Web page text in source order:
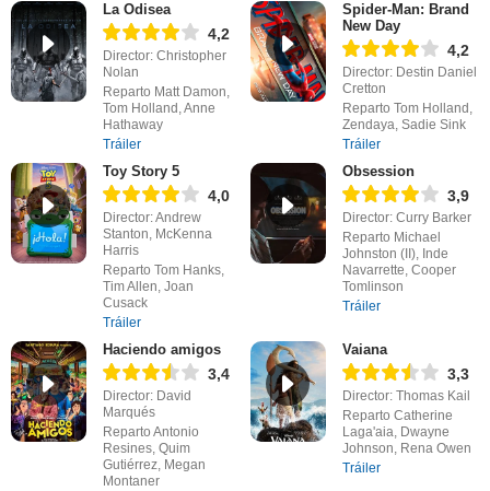
La Odisea
4,2
Director: Christopher
Nolan
Reparto Matt Damon,
Tom Holland, Anne
Hathaway
Tráiler
Spider-Man: Brand
New Day
4,2
Director: Destin Daniel
Cretton
Reparto Tom Holland,
Zendaya, Sadie Sink
Tráiler
Toy Story 5
4,0
Director: Andrew
Stanton, McKenna
Harris
Reparto Tom Hanks,
Tim Allen, Joan
Cusack
Tráiler
Obsession
3,9
Director: Curry Barker
Reparto Michael
Johnston (II), Inde
Navarrette, Cooper
Tomlinson
Tráiler
Haciendo amigos
3,4
Director: David
Marqués
Reparto Antonio
Resines, Quim
Gutiérrez, Megan
Montaner
Vaiana
3,3
Director: Thomas Kail
Reparto Catherine
Laga'aia, Dwayne
Johnson, Rena Owen
Tráiler